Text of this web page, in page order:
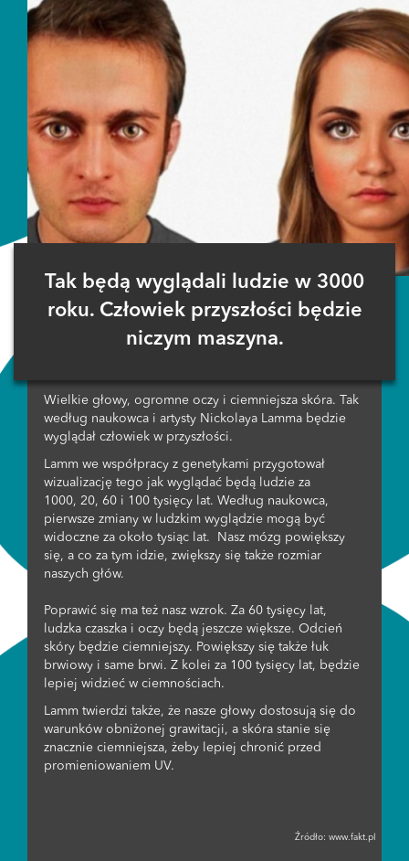
Tak będą wyglądali ludzie w 3000
roku. Człowiek przyszłości będzie
niczym maszyna.
Wielkie głowy, ogromne oczy i ciemniejsza skóra. Tak
według naukowca i artysty Nickolaya Lamma będzie
wyglądał człowiek w przyszłości.
Lamm we współpracy z genetykami przygotował
wizualizację tego jak wyglądać będą ludzie za
1000, 20, 60 i 100 tysięcy lat. Według naukowca,
pierwsze zmiany w ludzkim wyglądzie mogą być
widoczne za około tysiąc lat. Nasz mózg powiększy
się, a co za tym idzie, zwiększy się także rozmiar
naszych głów.
Poprawić się ma też nasz wzrok. Za 60 tysięcy lat,
ludzka czaszka i oczy będą jeszcze większe. Odcień
skóry będzie ciemniejszy. Powiększy się także łuk
brwiowy i same brwi. Z kolei za 100 tysięcy lat, będzie
lepiej widzieć w ciemnościach.
Lamm twierdzi także, że nasze głowy dostosują się do
warunków obniżonej grawitacji, a skóra stanie się
znacznie ciemniejsza, żeby lepiej chronić przed
promieniowaniem UV.
Źródło: www.fakt.pl